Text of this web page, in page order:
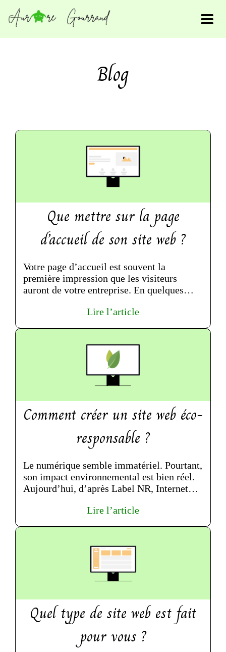
Blog
Que mettre sur la page
d’accueil de son site web ?
Votre page d’accueil est souvent la
première impression que les visiteurs
auront de votre entreprise. En quelques
Lire l’article
Comment créer un site web éco-
responsable ?
Le numérique semble immatériel. Pourtant,
son impact environnemental est bien réel.
Aujourd’hui, d’après Label NR, Internet
Lire l’article
Quel type de site web est fait
pour vous ?